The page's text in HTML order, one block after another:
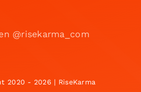
@risekarma_com
2020 - 2026 | RiseKarma